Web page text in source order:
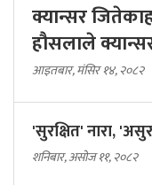
क्यान्सर
हौसलाले
आइतबार, मंसिर १४, २०८२
'सुरक्षित' नारा,
शनिबार, असोज ११, २०८२